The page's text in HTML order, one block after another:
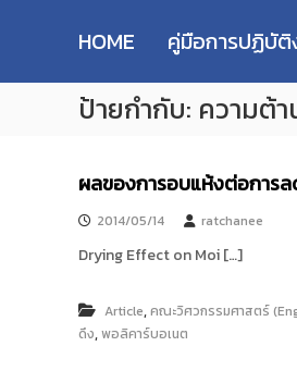
p
M
T
T
e
s
e
a
r
c
h
R
ห
วิ
ท
ย
ค
น
โ
HOME คู่มือการปฏิบัติ
ป้ายกำกับ: ความต้
ผลของการอบแห้งต่อการ
2014/05/14 ratchanee
Drying Effect on Moi […]
Article,คณะวิศวกรรมศาสตร์
ดึง,พอลิคาร์บอเนต